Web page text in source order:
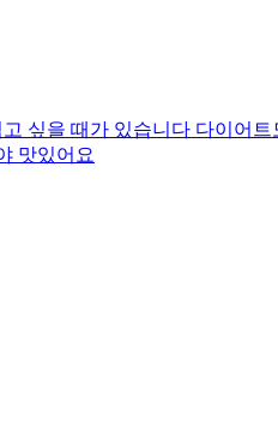
싶을 때가 있습니다 다이어
맛있어요